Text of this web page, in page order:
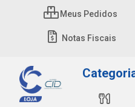
Meus Pedidos
Notas Fiscais